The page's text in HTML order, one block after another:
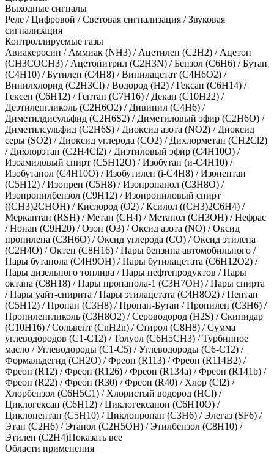
Выходные сигналы
Реле / Цифровой / Световая сигнализация / Звуковая
сигнализация
Контроллируемые газы
Авиакеросин / Аммиак (NH3) / Ацетилен (С2Н2) / Ацетон
(CH3COCH3) / Ацетонитрил (C2H3N) /Бензол (C6H6) /Бутан
(C4H10) /Бутилен (С4Н8) /Винилацетат (C4H6O2) /
Винилхлорид (C2H3Cl) /Водород (H2) /Гексан (C6H14) /
Гексен (C6H12) /Гептан (C7H16) / Декан (C10H22) /
Деэтиленгликоль (C2H6O2) / Дивинил (С4Н6) /
Диметилдисульфид (C2H6S2) / Диметиловый эфир (C2H6O) /
Диметилсульфид (C2H6S) / Диоксид азота (NO2) / Диоксид
серы (SO2) / Диоксид углерода (CO2) / Дихлорметан (CH2Cl2)
/ Дихлорэтан (C2H4Cl2) / Диэтиловый эфир (С4Н10О) /
Изоамиловый спирт (C5H12O) /Изобутан (и-C4H10) /
Изобутанол (C4H10O) /Изобутилен (i-С4Н8) /Изопентан
(C5H12) /Изопрен (С5Н8) /Изопропанол (C3H8O) /
Изопропилбензол (C9H12) /Изопропиловый спирт
((CH3)2CHOH) /Кислород (O2) /Ксилол ((СН3)2С6Н4) /
Меркаптан (RSH) /Метан (CH4) /Метанол (CH3OH) /Нефрас
/Нонан (C9H20) /Озон (O3) /Оксид азота (NO) /Оксид
пропилена (C3H6O) /Оксид углерода (CO) /Оксид этилена
(C2H4O) /Октен (С8Н16) /Пары бензина автомобильного /
Пары бутанола (C4H9OH) /Пары бутилацетата (C6H12O2) /
Пары дизельного топлива /Пары нефтепродуктов /Пары
октана (C8H18) /Пары пропанола-1 (C3H7OH) /Пары спирта
/Пары уайт-спирита /Пары этилацетата (C4H8O2) /Пентан
(C5H12) /Пропан (C3H8) /Пропан-Бутан /Пропилен (C3H6) /
Пропиленгликоль (С3H8O2) /Сероводород (H2S) /Скипидар
(С10Н16) /Сольвент (СnН2n) /Стирол (С8Н8) /Сумма
углеводородов (С1-С12) /Толуол (C6H5CH3) /Турбинное
масло /Углеводороды (С1-С5) /Углеводороды (С6-С12) /
Формальдегид (CH2O) /Фреон (R113) /Фреон (R114В2) /
Фреон (R12) /Фреон (R126) /Фреон (R134а) /Фреон (R141b) /
Фреон (R22) /Фреон (R30) /Фреон (R40) / Хлор (Cl2) /
Хлорбензол (С6Н5С1) / Хлористый водород (HCl) /
Циклогексан (C6H12) /Циклогексанон (C6H10O) /
Циклопентан (C5H10) /Циклопропан (С3Н6) /Элегаз (SF6) /
Этан (C2H6) /Этанол (C2H5OH) /Этилбензол (C8H10) /
Этилен (C2H4)Показать все
Области применения